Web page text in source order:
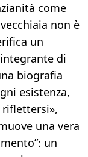
come
non è
un
di
biografia
esistenza,
riflettersi»,
una vera
un